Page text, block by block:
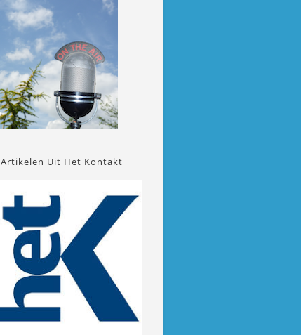
Artikelen Uit Het Kontakt